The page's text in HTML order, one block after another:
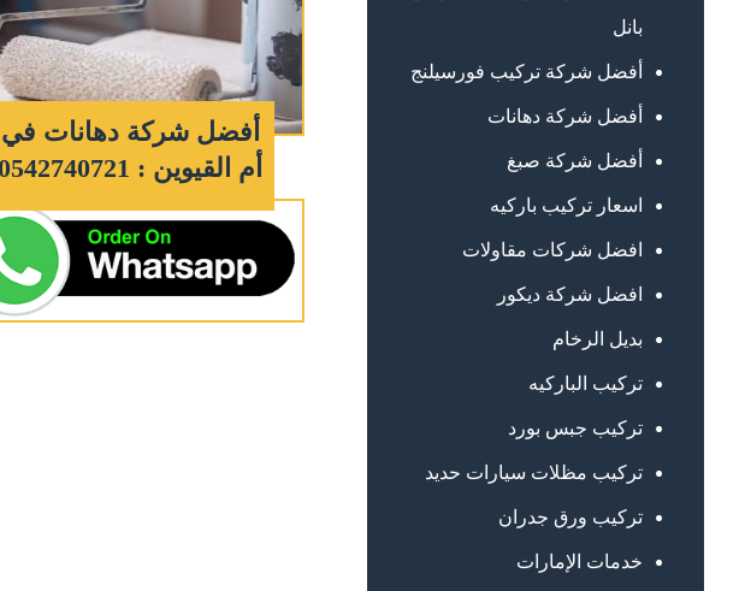
أفضل شركة دهانات في
أم القيوين : 0542740721
بانل
أفضل شركة تركيب فورسيلنج
أفضل شركة دهانات
أفضل شركة صبغ
اسعار تركيب باركيه
افضل شركات مقاولات
افضل شركة ديكور
بديل الرخام
تركيب الباركيه
تركيب جبس بورد
تركيب مظلات سيارات حديد
تركيب ورق جدران
خدمات الإمارات